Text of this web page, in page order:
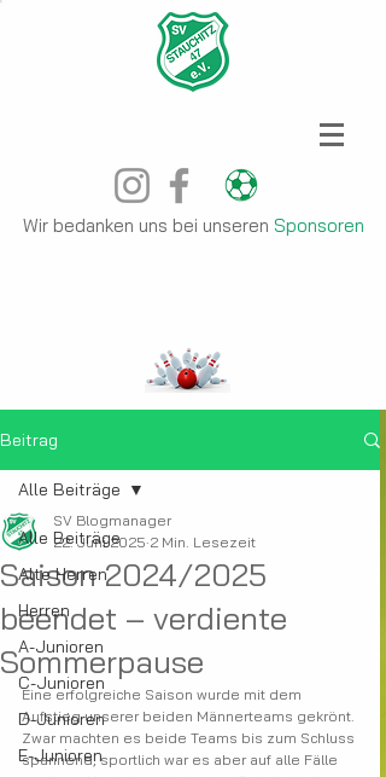
Wir bedanken uns bei unseren Sponsoren
Beitrag
Alle Beiträge
Alte Herren
Herren
A-Junioren
C-Junioren
D-Junioren
E-Junioren
Alle Beiträge
Saison 2024/2025
beendet – verdiente
Sommerpause
SV Blogmanager
22. Juni 2025 2 Min. Lesezeit
Eine erfolgreiche Saison wurde mit dem
Aufstieg unserer beiden Männerteams gekrönt.
Zwar machten es beide Teams bis zum Schluss
spannend, sportlich war es aber auf alle Fälle